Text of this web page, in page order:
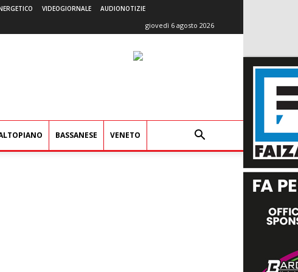
VIDEOGIORNALE AUDIONOTIZIE
giovedì 6 agosto 2026
BASSANESE VENETO